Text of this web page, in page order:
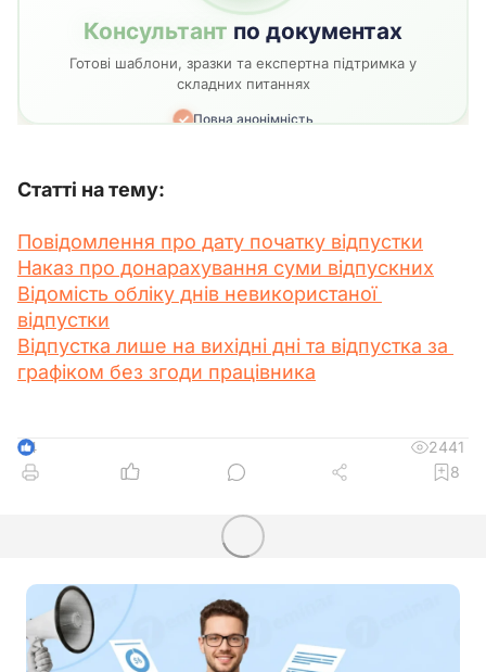
Статті на тему:
Повідомлення про дату початку відпустки
Наказ про донарахування суми відпускних
Відомість обліку днів невикористаної
відпустки
Відпустка лише на вихідні дні та відпустка за
графіком без згоди працівника
4
2441
8